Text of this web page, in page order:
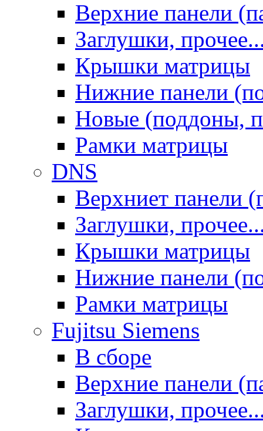
Верхние панели
Заглушки,
Крышки матрицы
Нижние панели
Новые (поддоны,
Рамки матрицы
DNS
Верхниет панели
Заглушки,
Крышки матрицы
Нижние панели
Рамки матрицы
Fujitsu Siemens
В сборе
Верхние панели
Заглушки,